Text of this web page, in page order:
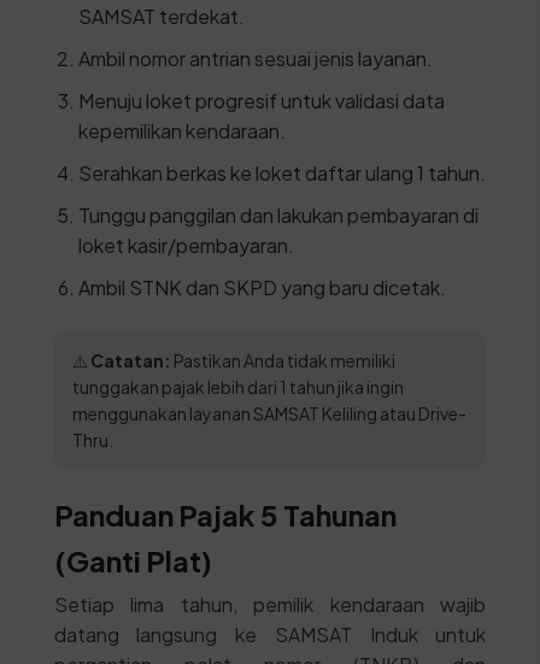
SAMSAT terdekat.
Ambil nomor antrian sesuai jenis layanan.
Menuju loket progresif untuk validasi data
kepemilikan kendaraan.
Serahkan berkas ke loket daftar ulang 1 tahun.
Tunggu panggilan dan lakukan pembayaran di
loket kasir/pembayaran.
Ambil STNK dan SKPD yang baru dicetak.
⚠️ Catatan: Pastikan Anda tidak memiliki
tunggakan pajak lebih dari 1 tahun jika ingin
menggunakan layanan SAMSAT Keliling atau Drive-
Thru.
Panduan Pajak 5 Tahunan
(Ganti Plat)
Setiap lima tahun, pemilik kendaraan wajib
datang langsung ke SAMSAT Induk untuk